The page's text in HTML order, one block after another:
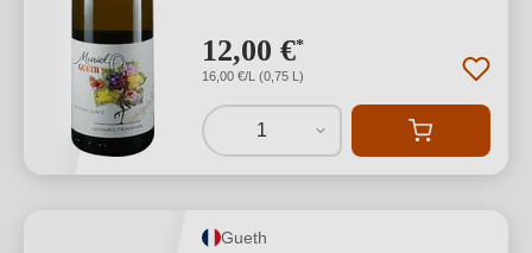
12,00 €*
16,00 €/L (0,75 L)
1
Gueth